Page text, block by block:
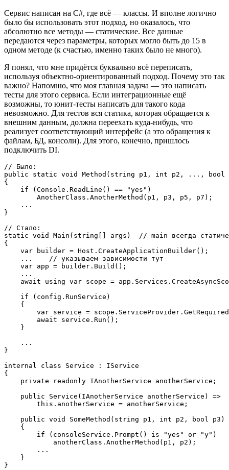
Сервис написан на C#, где всё — классы. И вполне логично
было бы использовать этот подход, но оказалось, что
абсолютно все методы — статические. Все данные
передаются через параметры, которых могло быть до 15 в
одном методе (к счастью, именно таких было не много).
Я понял, что мне придётся буквально всё переписать,
используя объектно-ориентированный подход. Почему это так
важно? Напомню, что моя главная задача — это написать
тесты для этого сервиса. Если интеграционные ещё
возможны, то юнит-тесты написать для такого кода
невозможно. Для тестов вся статика, которая обращается к
внешним данным, должна переехать куда-нибудь, что
реализует соответствующий интерфейс (а это обращения к
файлам, БД, консоли). Для этого, конечно, пришлось
подключить DI.
// Было:
public static void Method(string p1, int p2, ..., bool
{
    if (Console.ReadLine() == "yes")
        AnotherClass.AnotherMethod(p1, p3, p5, p7);
    ...
}
// Стало:
static void Main(string[] args)  // main всегда
{
    var builder = Host.CreateApplicationBuilder();
    ...    // указываем зависимости тут
    var app = builder.Build();
    ...
await using var scope =
    if (config.RunService)
    {
var service =
        await service.Run();
    }
    ...
}
internal class Service : IService
{
    private readonly IAnotherService anotherService;
    public Service(IAnotherService anotherService) =>
        this.anotherService = anotherService;
public void SomeMethod(string p1, int p2, bool
    {
        if (consoleService.Prompt() is "yes" or "y")
            anotherClass.AnotherMethod(p1, p2);
        ...
    }
}